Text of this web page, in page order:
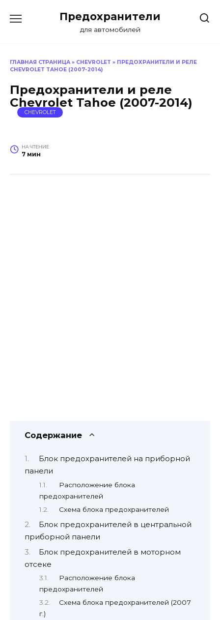
Предохранители
для автомобилей
ГЛАВНАЯ СТРАНИЦА » CHEVROLET » ПРЕДОХРАНИТЕЛИ И РЕЛЕ
CHEVROLET TAHOE (2007-2014)
Предохранители и реле
Chevrolet Tahoe (2007-2014)
CHEVROLET
НА ЧТЕНИЕ
7 мин
Содержание
Блок предохранителей на приборной
панели
Расположение блока
предохранителей
Схема блока предохранителей
Блок предохранителей в центральной
приборной панели
Блок предохранителей в моторном
отсеке
Расположение блока
предохранителей
Схема блока предохранителей (2007
г.)